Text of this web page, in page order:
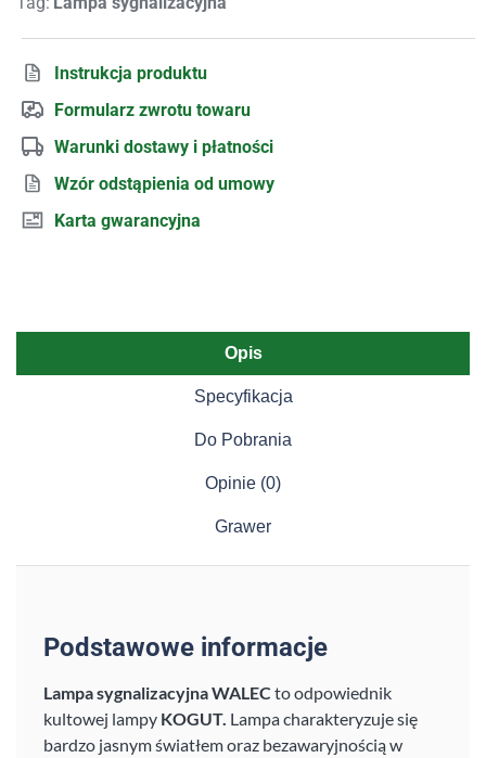
Instrukcja produktu
Formularz zwrotu towaru
Warunki dostawy i płatności
Wzór odstąpienia od umowy
Karta gwarancyjna
Opis
Specyfikacja
Do Pobrania
Opinie (0)
Grawer
Podstawowe informacje
Lampa sygnalizacyjna WALEC to odpowiednik
kultowej lampy KOGUT. Lampa charakteryzuje się
bardzo jasnym światłem oraz bezawaryjnością w